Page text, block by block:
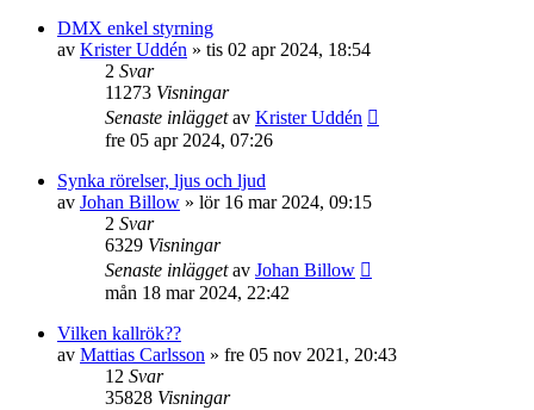
DMX enkel styrning
av Krister Uddén » tis 02 apr 2024, 18:54
2 Svar
11273 Visningar
Senaste inläggetav Krister Uddén
fre 05 apr 2024, 07:26
Synka rörelser, ljus och ljud
av Johan Billow » lör 16 mar 2024, 09:15
2 Svar
6329 Visningar
Senaste inläggetav Johan Billow
mån 18 mar 2024, 22:42
Vilken kallrök??
av Mattias Carlsson » fre 05 nov 2021, 20:43
12 Svar
35828 Visningar